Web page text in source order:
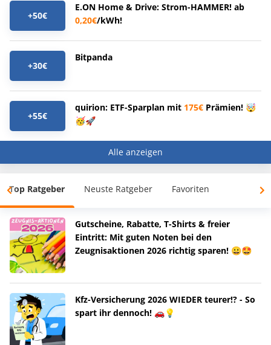
+50€
E.ON Home & Drive: Strom-HAMMER! ab
0,20€/kWh!
+30€
Bitpanda
+55€
quirion: ETF-Sparplan mit 175€ Prämien! 🤯
🥳🚀
Alle anzeigen
Top Ratgeber Neuste Ratgeber Favoriten
Gutscheine, Rabatte, T-Shirts & freier
Eintritt: Mit guten Noten bei den
Zeugnisaktionen 2026 richtig sparen! 😀🤩
Kfz-Versicherung 2026 WIEDER teurer!? - So
spart ihr dennoch! 🚗💡